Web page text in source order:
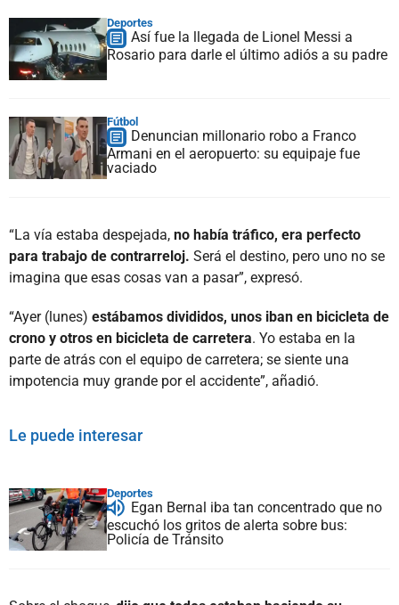
Deportes
Así fue la llegada de Lionel Messi a
Rosario para darle el último adiós a su padre
Fútbol
Denuncian millonario robo a Franco
Armani en el aeropuerto: su equipaje fue
vaciado
“La vía estaba despejada, no había tráfico, era perfecto
para trabajo de contrarreloj. Será el destino, pero uno no se
imagina que esas cosas van a pasar”, expresó.
“Ayer (lunes) estábamos divididos, unos iban en bicicleta de
crono y otros en bicicleta de carretera. Yo estaba en la
parte de atrás con el equipo de carretera; se siente una
impotencia muy grande por el accidente”, añadió.
Le puede interesar
Deportes
Egan Bernal iba tan concentrado que no
escuchó los gritos de alerta sobre bus:
Policía de Tránsito